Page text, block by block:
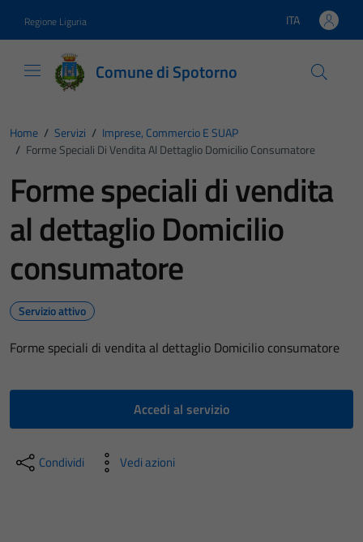
Regione Liguria Lingua attiva:
ITA
Comune di Spotorno
Home / Servizi / Imprese, Commercio E SUAP
/ Forme Speciali Di Vendita Al Dettaglio Domicilio Consumatore
Forme speciali di vendita
al dettaglio Domicilio
consumatore
Servizio attivo
Forme speciali di vendita al dettaglio Domicilio consumatore
Accedi al servizio
Condividi Vedi azioni